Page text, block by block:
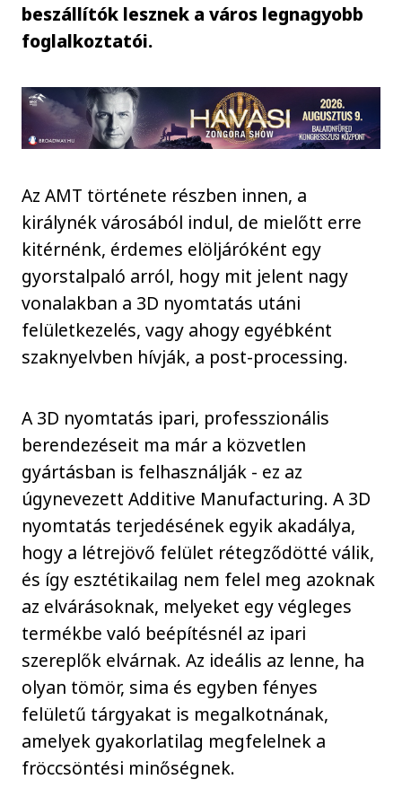
beszállítók lesznek a város legnagyobb
foglalkoztatói.
Az AMT története részben innen, a
királynék városából indul, de mielőtt erre
kitérnénk, érdemes elöljáróként egy
gyorstalpaló arról, hogy mit jelent nagy
vonalakban a 3D nyomtatás utáni
felületkezelés, vagy ahogy egyébként
szaknyelvben hívják, a post-processing.
A 3D nyomtatás ipari, professzionális
berendezéseit ma már a közvetlen
gyártásban is felhasználják - ez az
úgynevezett Additive Manufacturing. A 3D
nyomtatás terjedésének egyik akadálya,
hogy a létrejövő felület rétegződötté válik,
és így esztétikailag nem felel meg azoknak
az elvárásoknak, melyeket egy végleges
termékbe való beépítésnél az ipari
szereplők elvárnak. Az ideális az lenne, ha
olyan tömör, sima és egyben fényes
felületű tárgyakat is megalkotnának,
amelyek gyakorlatilag megfelelnek a
fröccsöntési minőségnek.